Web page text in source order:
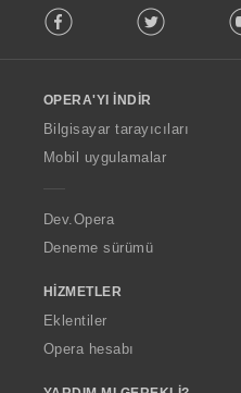
o
w
O
p
a
Facebook Twitter
OPERA'YI İNDIR
Bilgisayar tarayıcıları
Mobil uygulamalar
Dev.Opera
Deneme sürümü
HIZMETLER
Eklentiler
Opera hesabı